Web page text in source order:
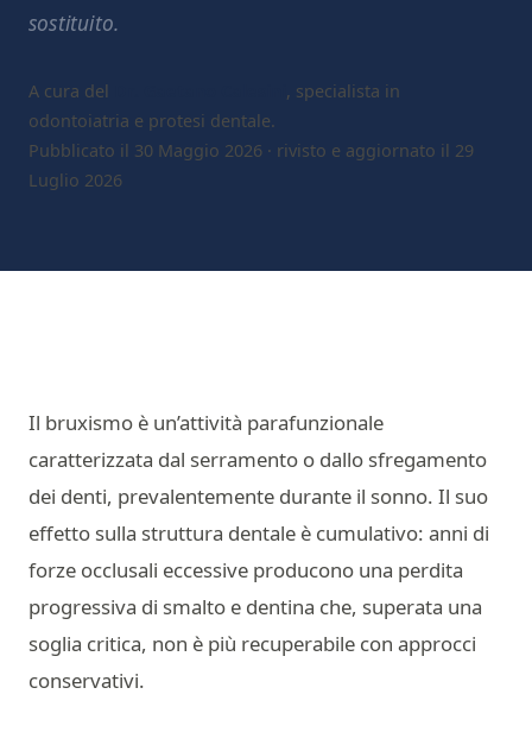
sostituito.
A cura del
, specialista in
odontoiatria e protesi dentale.
Pubblicato il 30 Maggio 2026 · rivisto e aggiornato il 29
Luglio 2026
Il bruxismo è un’attività parafunzionale
caratterizzata dal serramento o dallo sfregamento
dei denti, prevalentemente durante il sonno. Il suo
effetto sulla struttura dentale è cumulativo: anni di
forze occlusali eccessive producono una perdita
progressiva di smalto e dentina che, superata una
soglia critica, non è più recuperabile con approcci
conservativi.